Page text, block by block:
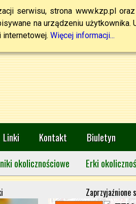
serwisu, strona www.kzp.pl
na urządzeniu
Więcej informacji...
Linki Kontakt
Biuletyn
okolicznościowe Erki
Zaprzyjaźnione